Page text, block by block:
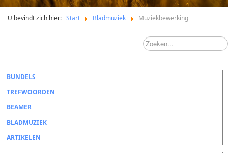
U bevindt zich hier: Start Bladmuziek Muziekbewerking
BUNDELS
TREFWOORDEN
BEAMER
BLADMUZIEK
ARTIKELEN